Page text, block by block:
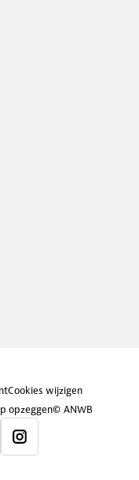
Cookies wijzigen
opzeggen© ANWB